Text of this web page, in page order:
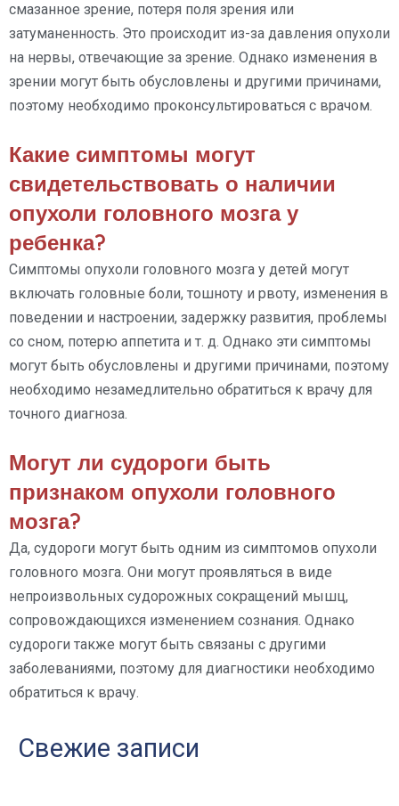
смазанное зрение, потеря поля зрения или
затуманенность. Это происходит из-за давления опухоли
на нервы, отвечающие за зрение. Однако изменения в
зрении могут быть обусловлены и другими причинами,
поэтому необходимо проконсультироваться с врачом.
Какие симптомы могут
свидетельствовать о наличии
опухоли головного мозга у
ребенка?
Симптомы опухоли головного мозга у детей могут
включать головные боли, тошноту и рвоту, изменения в
поведении и настроении, задержку развития, проблемы
со сном, потерю аппетита и т. д. Однако эти симптомы
могут быть обусловлены и другими причинами, поэтому
необходимо незамедлительно обратиться к врачу для
точного диагноза.
Могут ли судороги быть
признаком опухоли головного
мозга?
Да, судороги могут быть одним из симптомов опухоли
головного мозга. Они могут проявляться в виде
непроизвольных судорожных сокращений мышц,
сопровождающихся изменением сознания. Однако
судороги также могут быть связаны с другими
заболеваниями, поэтому для диагностики необходимо
обратиться к врачу.
Свежие записи